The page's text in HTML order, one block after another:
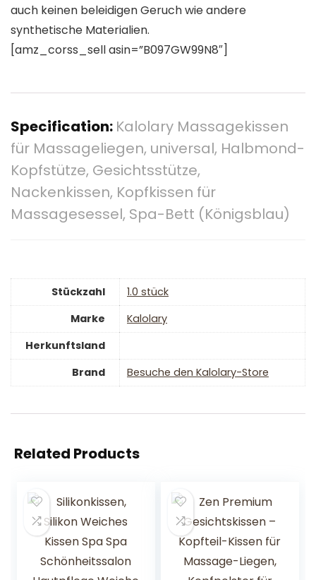
auch keinen beleidigen Geruch wie andere
synthetische Materialien.
[amz_corss_sell asin=”B097GW99N8″]
Specification: Kalolary Massagekissen
für Massageliegen, universal, Halbmond-
Kopfstütze, Gesichtsstütze,
Nackenkissen, Kopfkissen für
Massagesessel, Spa-Bett (Königsblau)
Stückzahl
‎1.0 stück
Marke
‎Kalolary
Herkunftsland
Brand
Besuche den Kalolary-Store
Related Products